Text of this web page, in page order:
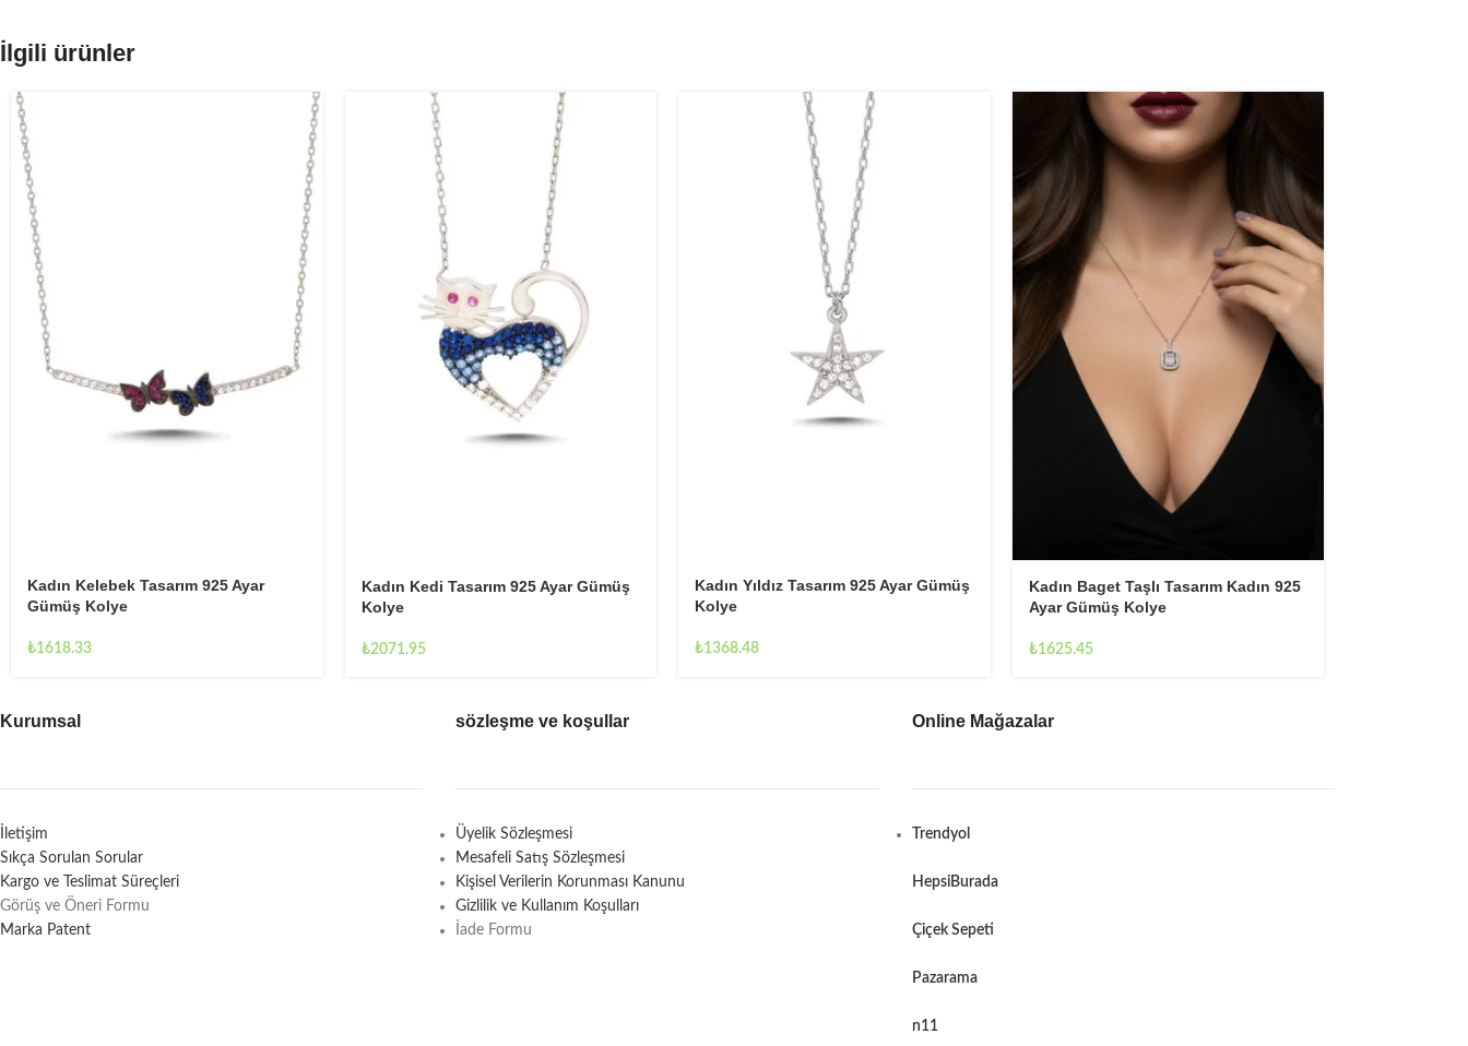
İlgili ürünler
Kadın Kelebek Tasarım 925 Ayar
Gümüş Kolye
₺1618.33
Kadın Kedi Tasarım 925 Ayar Gümüş
Kolye
₺2071.95
Kadın Yıldız Tasarım 925 Ayar Gümüş
Kolye
₺1368.48
Kadın Baget Taşlı Tasarım Kadın 925
Ayar Gümüş Kolye
₺1625.45
Kurumsal
İletişim
Sıkça Sorulan Sorular
Kargo ve Teslimat Süreçleri
Görüş ve Öneri Formu
Marka Patent
sözleşme ve koşullar
Üyelik Sözleşmesi
Mesafeli Satış Sözleşmesi
Kişisel Verilerin Korunması Kanunu
Gizlilik ve Kullanım Koşulları
İade Formu
Online Mağazalar
Trendyol
HepsiBurada
Çiçek Sepeti
Pazarama
n11